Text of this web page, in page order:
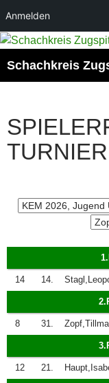
Anmelden
Zum
springen
Schachkreis
TURNIER
14 14.
8 31.
12 21.